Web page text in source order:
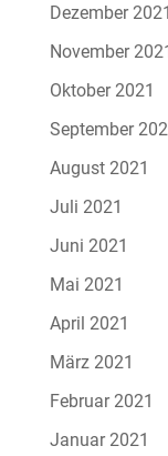
Dezember 2021
November
Oktober 2021
September
August 2021
Juli 2021
Juni 2021
Mai 2021
April 2021
März 2021
Februar 2021
Januar 2021